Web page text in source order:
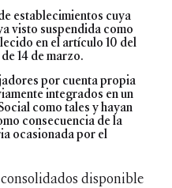
establecimientos cuya
visto suspendida como
en el artículo 10 del
14 de marzo.
por cuenta propia
integrados en un
como tales y hayan
consecuencia de la
ocasionada por el
disponible